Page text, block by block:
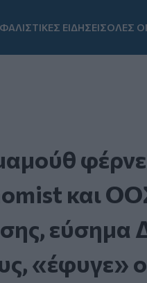
ΕΙΔΗΣΕΙΣΟΛΕΣ
και
εύσημα
«έφυγε»